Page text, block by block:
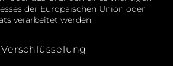
der Europäischen Union oder
verarbeitet werden.
Verschlüsselung